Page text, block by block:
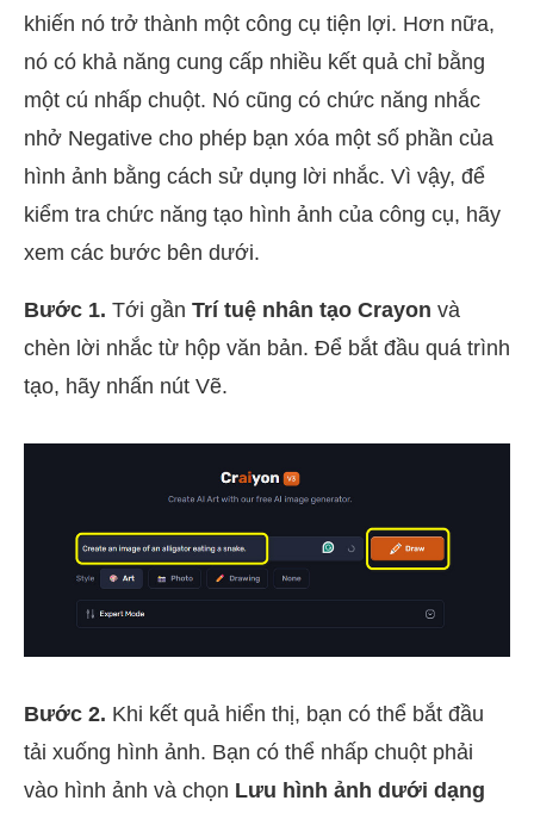
khiến nó trở thành một công cụ tiện lợi. Hơn nữa,
nó có khả năng cung cấp nhiều kết quả chỉ bằng
một cú nhấp chuột. Nó cũng có chức năng nhắc
nhở Negative cho phép bạn xóa một số phần của
hình ảnh bằng cách sử dụng lời nhắc. Vì vậy, để
kiểm tra chức năng tạo hình ảnh của công cụ, hãy
xem các bước bên dưới.
Bước 1. Tới gần Trí tuệ nhân tạo Crayon và
chèn lời nhắc từ hộp văn bản. Để bắt đầu quá trình
tạo, hãy nhấn nút Vẽ.
Bước 2. Khi kết quả hiển thị, bạn có thể bắt đầu
tải xuống hình ảnh. Bạn có thể nhấp chuột phải
vào hình ảnh và chọn Lưu hình ảnh dưới dạng